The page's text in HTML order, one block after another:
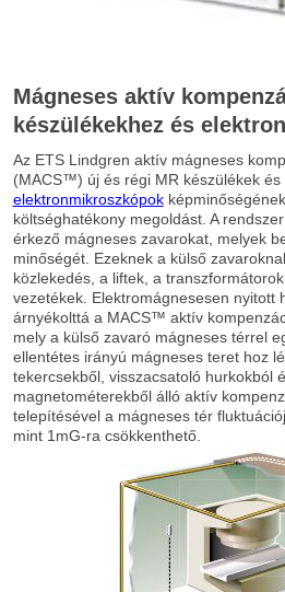
Mágneses aktív
készülékekhez és
Az ETS Lindgren aktív mágneses
(MACS™) új és régi MR készülékek és
elektronmikroszkópok
költséghatékony megoldást. A
érkező mágneses zavarokat, melyek
minőségét. Ezeknek a külső
közlekedés, a liftek, a
vezetékek. Elektromágnesesen nyitott
árnyékolttá a MACS™ aktív
mely a külső zavaró mágneses térrel
ellentétes irányú mágneses teret hoz
tekercsekből, visszacsatoló hurkokból
magnetométerekből álló aktív
telepítésével a mágneses tér
mint 1mG-ra csökkenthető.